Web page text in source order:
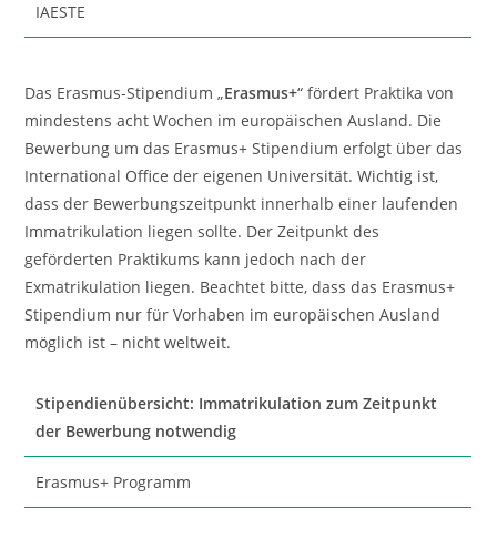
IAESTE
Das Erasmus-Stipendium „Erasmus+“ fördert Praktika von
mindestens acht Wochen im europäischen Ausland. Die
Bewerbung um das Erasmus+ Stipendium erfolgt über das
International Office der eigenen Universität. Wichtig ist,
dass der Bewerbungszeitpunkt innerhalb einer laufenden
Immatrikulation liegen sollte. Der Zeitpunkt des
geförderten Praktikums kann jedoch nach der
Exmatrikulation liegen. Beachtet bitte, dass das Erasmus+
Stipendium nur für Vorhaben im europäischen Ausland
möglich ist – nicht weltweit.
Stipendienübersicht: Immatrikulation zum Zeitpunkt
der Bewerbung notwendig
Erasmus+ Programm